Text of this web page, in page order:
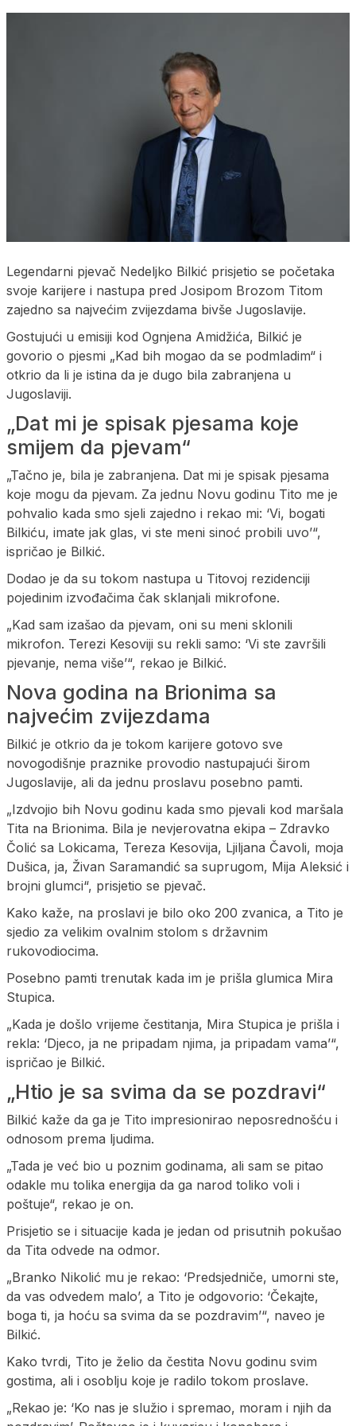
Legendarni pjevač Nedeljko Bilkić prisjetio se početaka
svoje karijere i nastupa pred Josipom Brozom Titom
zajedno sa najvećim zvijezdama bivše Jugoslavije.
Gostujući u emisiji kod Ognjena Amidžića, Bilkić je
govorio o pjesmi „Kad bih mogao da se podmladim“ i
otkrio da li je istina da je dugo bila zabranjena u
Jugoslaviji.
„Dat mi je spisak pjesama koje
smijem da pjevam“
„Tačno je, bila je zabranjena. Dat mi je spisak pjesama
koje mogu da pjevam. Za jednu Novu godinu Tito me je
pohvalio kada smo sjeli zajedno i rekao mi: ‘Vi, bogati
Bilkiću, imate jak glas, vi ste meni sinoć probili uvo’“,
ispričao je Bilkić.
Dodao je da su tokom nastupa u Titovoj rezidenciji
pojedinim izvođačima čak sklanjali mikrofone.
„Kad sam izašao da pjevam, oni su meni sklonili
mikrofon. Terezi Kesoviji su rekli samo: ‘Vi ste završili
pjevanje, nema više’“, rekao je Bilkić.
Nova godina na Brionima sa
najvećim zvijezdama
Bilkić je otkrio da je tokom karijere gotovo sve
novogodišnje praznike provodio nastupajući širom
Jugoslavije, ali da jednu proslavu posebno pamti.
„Izdvojio bih Novu godinu kada smo pjevali kod maršala
Tita na Brionima. Bila je nevjerovatna ekipa – Zdravko
Čolić sa Lokicama, Tereza Kesovija, Ljiljana Čavoli, moja
Dušica, ja, Živan Saramandić sa suprugom, Mija Aleksić i
brojni glumci“, prisjetio se pjevač.
Kako kaže, na proslavi je bilo oko 200 zvanica, a Tito je
sjedio za velikim ovalnim stolom s državnim
rukovodiocima.
Posebno pamti trenutak kada im je prišla glumica Mira
Stupica.
„Kada je došlo vrijeme čestitanja, Mira Stupica je prišla i
rekla: ‘Djeco, ja ne pripadam njima, ja pripadam vama’“,
ispričao je Bilkić.
„Htio je sa svima da se pozdravi“
Bilkić kaže da ga je Tito impresionirao neposrednošću i
odnosom prema ljudima.
„Tada je već bio u poznim godinama, ali sam se pitao
odakle mu tolika energija da ga narod toliko voli i
poštuje“, rekao je on.
Prisjetio se i situacije kada je jedan od prisutnih pokušao
da Tita odvede na odmor.
„Branko Nikolić mu je rekao: ‘Predsjedniče, umorni ste,
da vas odvedem malo’, a Tito je odgovorio: ‘Čekajte,
boga ti, ja hoću sa svima da se pozdravim’“, naveo je
Bilkić.
Kako tvrdi, Tito je želio da čestita Novu godinu svim
gostima, ali i osoblju koje je radilo tokom proslave.
„Rekao je: ‘Ko nas je služio i spremao, moram i njih da